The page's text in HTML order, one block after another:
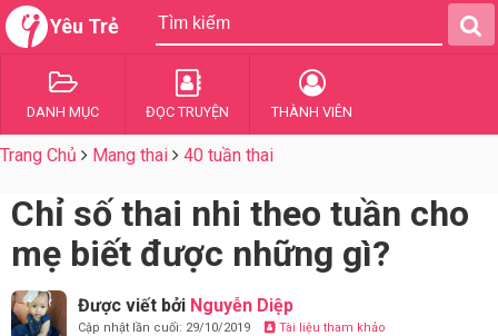
Yêu Trẻ
DANH MỤC ĐỌC TRUYỆN THÀNH VIÊN
Trang Chủ Mang thai 40 tuần thai
Chỉ số thai nhi theo tuần cho
mẹ biết được những gì?
Được viết bởi Nguyễn Diệp
Cập nhật lần cuối: 29/10/2019 Tài liệu tham khảo